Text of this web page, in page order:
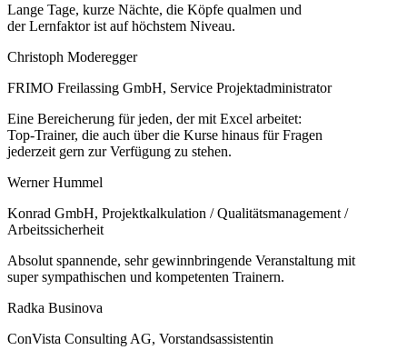
Lange Tage, kurze Nächte, die Köpfe qualmen und
der Lernfaktor ist auf höchstem Niveau.
Christoph Moderegger
FRIMO Freilassing GmbH, Service Projektadministrator
Eine Bereicherung für jeden, der mit Excel arbeitet:
Top-Trainer, die auch über die Kurse hinaus für Fragen
jederzeit gern zur Verfügung zu stehen.
Werner Hummel
Konrad GmbH, Projektkalkulation / Qualitätsmanagement /
Arbeitssicherheit
Absolut spannende, sehr gewinnbringende Veranstaltung mit
super sympathischen und kompetenten Trainern.
Radka Businova
ConVista Consulting AG, Vorstandsassistentin